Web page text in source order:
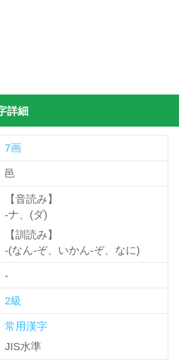
詳細
7画
邑
【音読み】
-ナ、(ダ)
【訓読み】
-(なん-ぞ、いかん-ぞ、なに)
-
2級
常用漢字
JIS水準